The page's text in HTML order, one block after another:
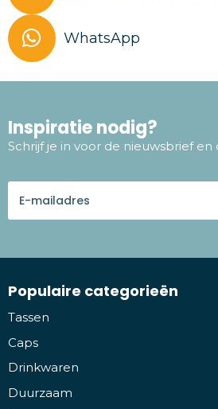
WhatsApp
Inspiratie nodig?
Schrijf je in voor de nieuwsbrief en
Populaire categorieën
Tassen
Caps
Drinkwaren
Duurzaam